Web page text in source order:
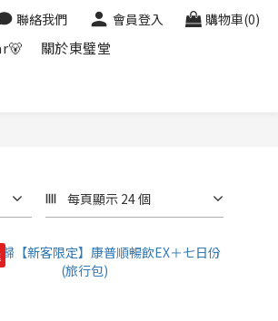
聯絡我們 會員登入 購物車(0)
關於東璧堂
每頁顯示 24 個